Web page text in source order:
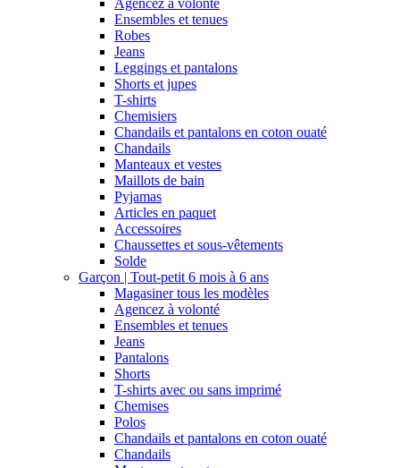
Ensembles et tenues
Robes
Jeans
Leggings et pantalons
Shorts et jupes
T-shirts
Chemisiers
Chandails et pantalons en coton ouaté
Chandails
Manteaux et vestes
Maillots de bain
Pyjamas
Articles en paquet
Accessoires
Chaussettes et sous-vêtements
Solde
Garçon | Tout-petit 6 mois à 6 ans
Magasiner tous les modèles
Agencez à volonté
Ensembles et tenues
Jeans
Pantalons
Shorts
T-shirts avec ou sans imprimé
Chemises
Polos
Chandails et pantalons en coton ouaté
Chandails